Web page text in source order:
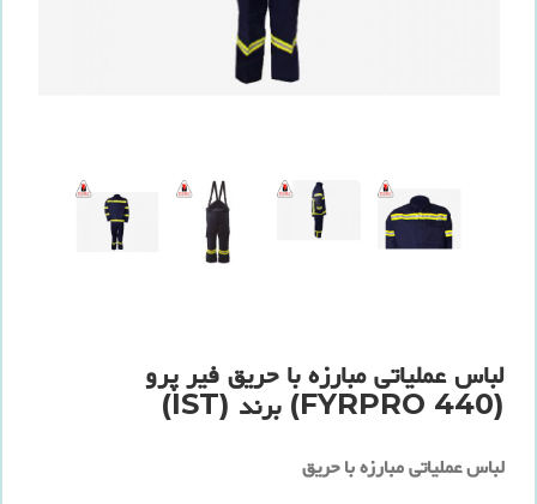
لباس عملیاتی مبارزه با حریق فیر پرو
(FYRPRO 440) برند (IST)
لباس عملیاتی مبارزه با حریق